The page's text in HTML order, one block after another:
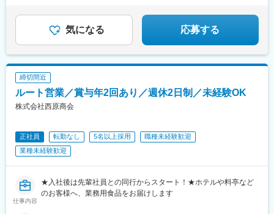
北見駅、名寄高校駅、桂台駅、遠軽駅、木古内駅、くりこま高原
駅、荒井駅(宮城県)、福田町駅、泉中央駅、古川駅、東白石駅、泉
駅(常磐線)、藤田駅、七日町駅、泉崎駅、中荒井駅、日立木駅、安
達駅、五百川駅、東酒田駅、高擶駅、置賜駅、山ノ目駅、花巻空
港駅(東北本線)、岩手飯岡駅、地ノ森駅、村崎野駅、横手駅、上飯
島駅、扇田駅、羽後四ツ屋駅、大曲駅(秋田県)、能代駅、西目駅、
金谷沢駅、田んぼアート駅、七戸十和田駅、新青森駅、小中野
駅、東陽町駅、八幡山駅、立会川駅、神戸駅(愛知県)、江端駅、箕
面船場阪大前駅、大間駅、大井競馬場前駅
駅(埼玉県)、戸田公園駅、北戸田駅、鷲宮駅、野田市駅、花崎駅、
東浦和駅、大宮駅(埼玉県)、野木駅、ひたち野うしく駅、みらい平
刈谷駅、坂祝駅、西可児駅、入山瀬駅、藤枝駅、掛川駅、暁学園
前駅、長尾駅(大阪府)、河内花園駅、石橋阪大前駅、天神橋筋六丁
目駅、海老江駅、忠岡駅、樽井駅、彩都西駅、武庫川団地前駅、
道場南口駅、妙法寺駅(兵庫県)、東福山駅、名島駅、土井駅、整備
中崎町駅、野田阪神駅、天空橋駅、東日本橋駅、内幸町駅、リゾ
ートゲートウェイ・ステーション駅、西横浜駅、天満駅、野田駅
気になる 応募する
締切間近
ルート営業／賞与年2回あり／週休2日制／未経験OK
株式会社西原商会
正社員 転勤なし 5名以上採用
職種未経験歓迎
業種未経験歓迎
仕事内容
★入社後は先輩社員との同行からスタート！★ホテルや料亭など
のお客様へ、業務用食品をお届けします